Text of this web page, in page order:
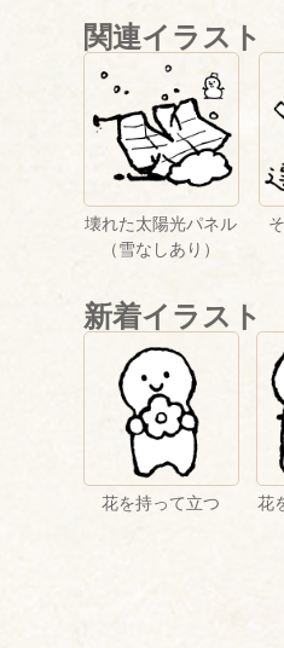
関連イラスト
壊れた太陽光パネル
（雪なしあり）
新着イラスト
花を持って立つ 花